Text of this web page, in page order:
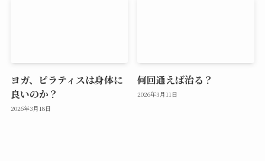
ヨガ、ピラティスは身体に
良いのか？
2026年3月18日
何回通えば治る？
2026年3月11日